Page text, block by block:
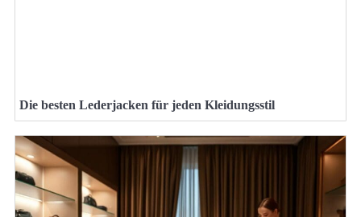
Die besten Lederjacken für jeden Kleidungsstil